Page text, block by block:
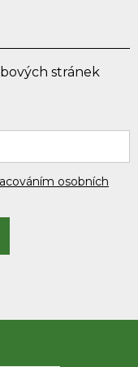
stránek
osobních